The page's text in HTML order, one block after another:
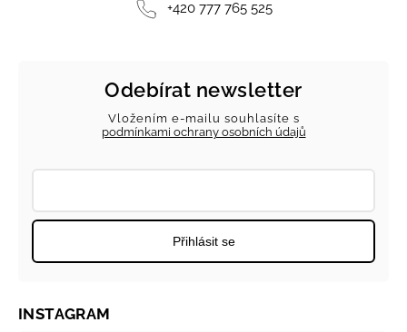
+420 777 765 525
Odebírat newsletter
Vložením e-mailu souhlasíte s
podmínkami ochrany osobních údajů
Přihlásit se
INSTAGRAM